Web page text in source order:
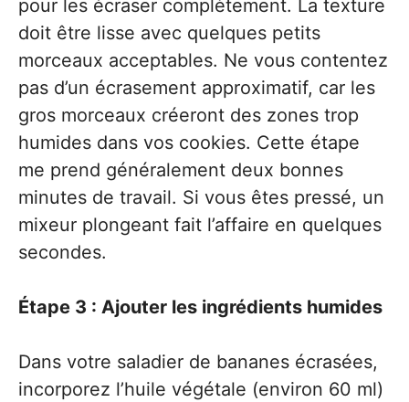
pour les écraser complètement. La texture
doit être lisse avec quelques petits
morceaux acceptables. Ne vous contentez
pas d’un écrasement approximatif, car les
gros morceaux créeront des zones trop
humides dans vos cookies. Cette étape
me prend généralement deux bonnes
minutes de travail. Si vous êtes pressé, un
mixeur plongeant fait l’affaire en quelques
secondes.
Étape 3 : Ajouter les ingrédients humides
Dans votre saladier de bananes écrasées,
incorporez l’huile végétale (environ 60 ml)